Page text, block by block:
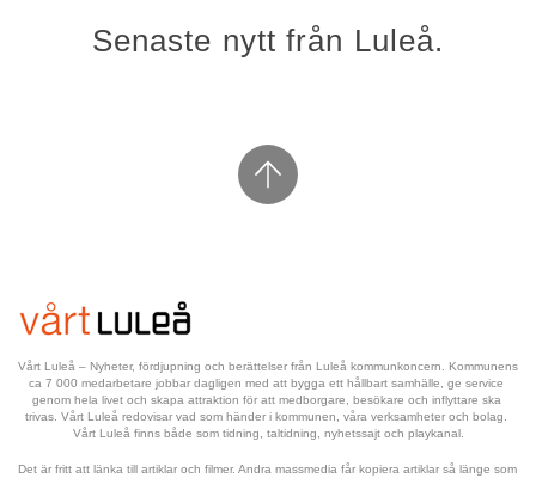
Senaste nytt från Luleå.
Vårt Luleå – Nyheter, fördjupning och berättelser från Luleå kommunkoncern. Kommunens
ca 7 000 medarbetare jobbar dagligen med att bygga ett hållbart samhälle, ge service
genom hela livet och skapa attraktion för att medborgare, besökare och inflyttare ska
trivas. Vårt Luleå redovisar vad som händer i kommunen, våra verksamheter och bolag.
Vårt Luleå finns både som tidning, taltidning, nyhetssajt och playkanal.
Det är fritt att länka till artiklar och filmer. Andra massmedia får kopiera artiklar så länge som